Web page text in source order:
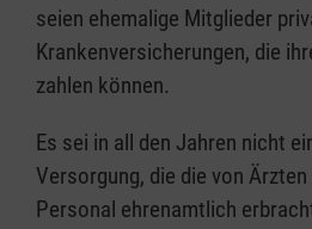
seien ehemalige Mitglieder
Krankenversicherungen, die
zahlen können.
Es sei in all den Jahren nicht
Versorgung, die die von
Personal ehrenamtlich